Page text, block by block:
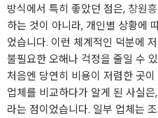
방식에서 특히 좋았던 점은, 창원
하는 것이 아니라, 개인별 상황에
었습니다. 이런 체계적인 덕분에
불필요한 오해나 걱정을 줄일 수
처음엔 당연히 비용이 저렴한 곳
업체를 비교하다가 알게 된 사실
라는 점이었습니다. 일부 업체는